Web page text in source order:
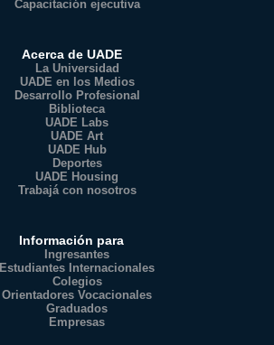
Capacitación ejecutiva
Acerca de UADE
La Universidad
UADE en los Medios
Desarrollo Profesional
Biblioteca
UADE Labs
UADE Art
UADE Hub
Deportes
UADE Housing
Trabajá con nosotros
Información para
Ingresantes
Estudiantes Internacionales
Colegios
Orientadores Vocacionales
Graduados
Empresas